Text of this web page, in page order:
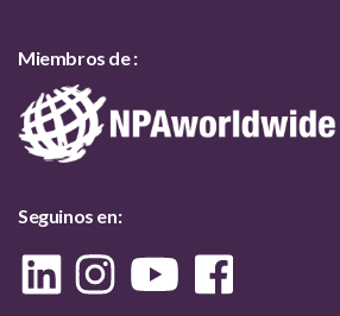
Miembros de :
Seguinos en: